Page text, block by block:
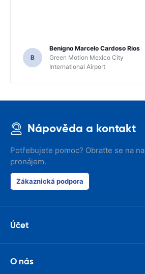
B
Benigno Marcelo Cardoso Rios
Green Motion Mexico City
International Airport
Nápověda a kontakt
Potřebujete pomoc? Obraťte se na
pronájem.
Zákaznická podpora
Účet
O nás